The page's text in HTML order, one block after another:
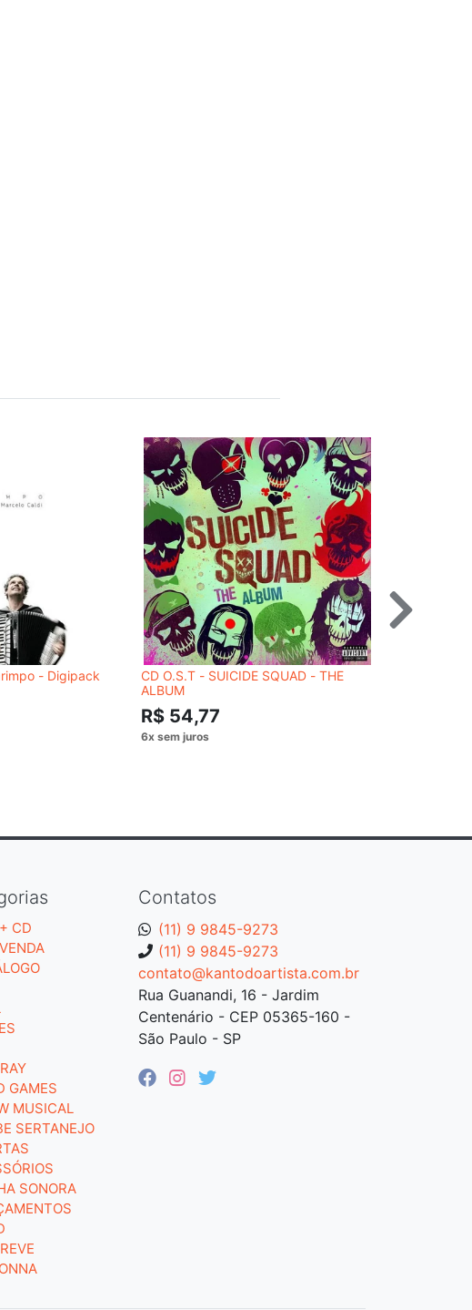
- Digipack
CD O.S.T - SUICIDE SQUAD - THE
ALBUM
R$ 54,77
Contatos
(11) 9 9845-9273
(11) 9 9845-9273
contato@kantodoartista.com.br
Rua Guanandi, 16 - Jardim
Centenário - CEP 05365-160 -
São Paulo - SP
CD
GAMES
MUSICAL
SERTANEJO
SONORA